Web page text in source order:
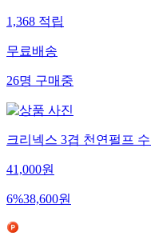
1,368적립
무료배송
26명구매중
크리넥스 3겹 천연펄프
41,000원
6%38,600원